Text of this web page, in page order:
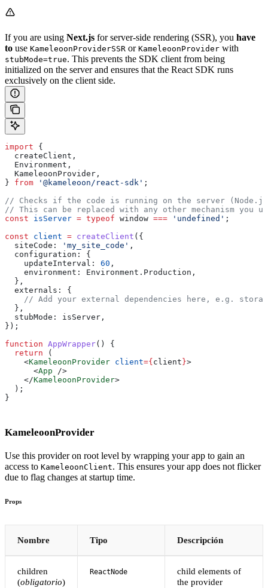
If you are using Next.js for server-side rendering (SSR), you have
to use KameleoonProviderSSR or KameleoonProvider with
stubMode=true. This prevents the SDK client from being
initialized on the server and ensures that the React SDK runs
exclusively on the client side.
import {
  createClient
,
  Environment
,
  KameleoonProvider
,
} from '@kameleoon/react-sdk' ;
// Checks if the code is running on the server
// This can be replaced with any other mechanism you
const isServer = typeof window === 'undefined' ;
const client = createClient ({
  siteCode:
'my_site_code' ,
  configuration:
{
    updateInterval:
60 ,
    environment:
Environment . Production ,
  },
  externals:
{
// Add your external dependencies here, e.g.
  },
  stubMode:
isServer ,
});
function AppWrapper() {
  return
(
    <
KameleoonProvider client={client}>
      <
App />
    </
KameleoonProvider>
  );
}
KameleoonProvider
Use this provider on root level by wrapping your app to gain an
access to KameleoonClient. This ensures your app does not flicker
due to flag changes at startup time.
Props
Nombre Tipo Descripción
children
(obligatorio)
ReactNode
child elements of
the provider